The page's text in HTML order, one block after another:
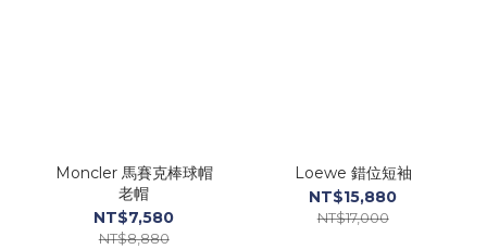
Moncler 馬賽克棒球帽
老帽
NT$7,580
NT$8,880
Loewe 錯位短袖
NT$15,880
NT$17,000